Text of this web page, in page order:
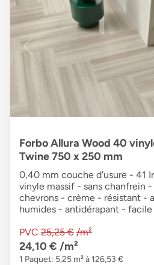
Forbo Allura Wood 40
Twine 750 x 250 mm
0,40 mm couche d'usure - 41
vinyle massif - sans chanfrein
chevrons - crème - résistant -
humides - antidérapant -
PVC 25,25 € /m²
24,10 € /m²
1 Paquet: 5,25 m² à 126,53 €